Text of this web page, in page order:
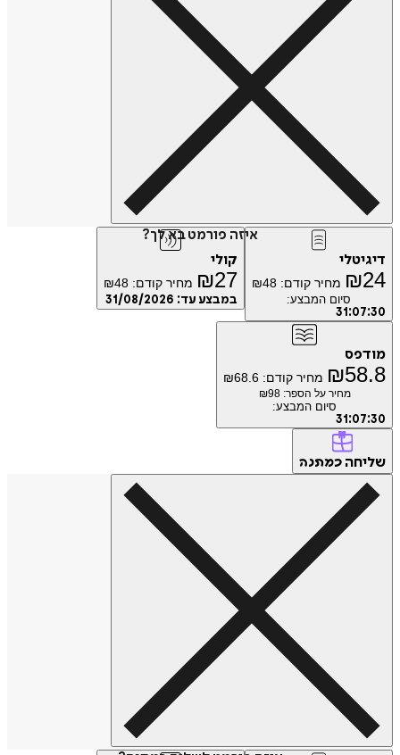
איזה פורמט בא לך?
₪ מחיר קודם: ₪48
סיום המבצע:
31
₪ 27 מחיר קודם: ₪48
במבצע עד:31/08/2026
₪ מחיר קודם: ₪68.6
מחיר על הספר: ₪98
סיום המבצע:
31
כמתנה